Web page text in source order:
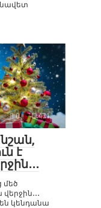
0 471
է
մեծ
կենդանա